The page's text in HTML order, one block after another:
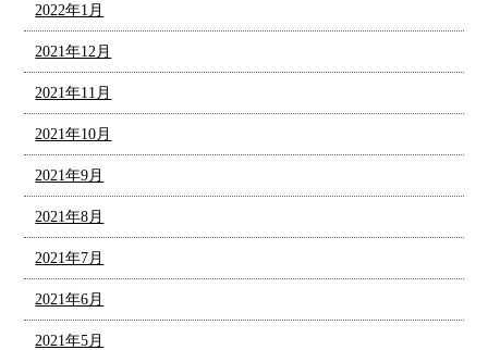
2022年1月
2021年12月
2021年11月
2021年10月
2021年9月
2021年8月
2021年7月
2021年6月
2021年5月